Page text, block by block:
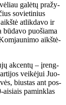
ga­lė­tų pra­žy­
so­vie­ti­nius
at­lik­da­vo ir
bū­da­vo puo­šia­ma
aikš­tė­
ak­cen­tų – įreng­
vei­kė­jui Juo­
bius­tas ant pos­
ai­siais pa­min­klas